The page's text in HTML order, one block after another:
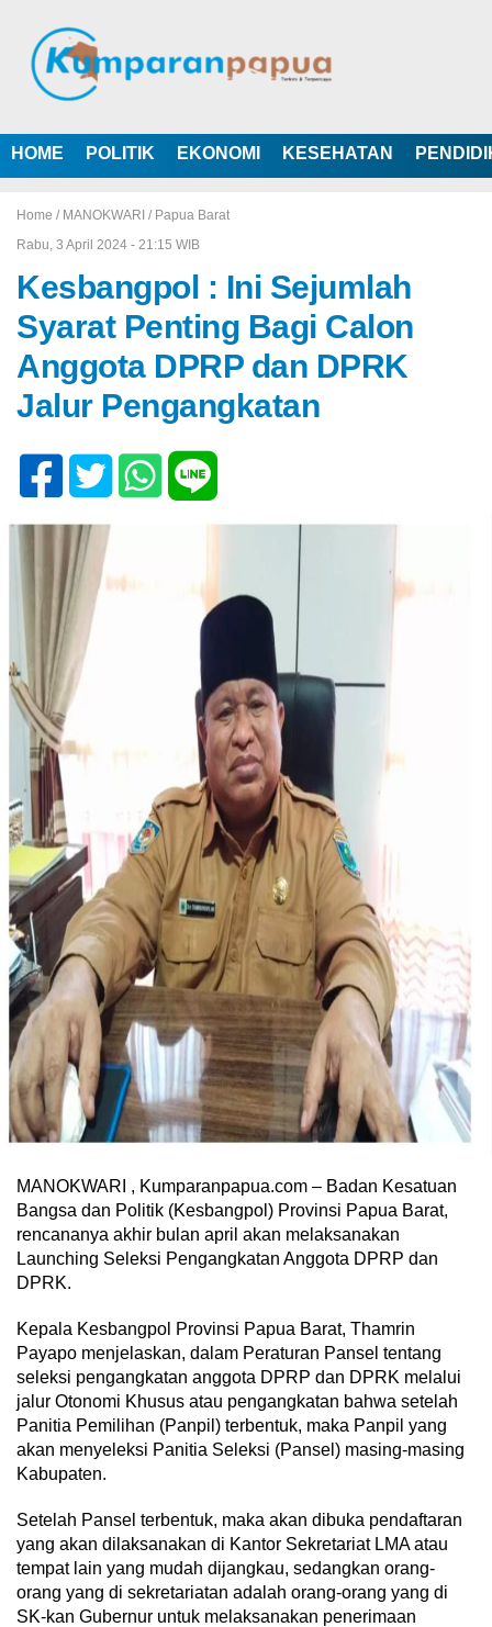
HOME POLITIK EKONOMI KESEHATAN
Home / MANOKWARI / Papua Barat
Rabu, 3 April 2024 - 21:15 WIB
Kesbangpol : Ini Sejumlah
Syarat Penting Bagi Calon
Anggota DPRP dan DPRK
Jalur Pengangkatan
MANOKWARI , Kumparanpapua.com – Badan Kesatuan
Bangsa dan Politik (Kesbangpol) Provinsi Papua Barat,
rencananya akhir bulan april akan melaksanakan
Launching Seleksi Pengangkatan Anggota DPRP dan
DPRK.
Kepala Kesbangpol Provinsi Papua Barat, Thamrin
Payapo menjelaskan, dalam Peraturan Pansel tentang
seleksi pengangkatan anggota DPRP dan DPRK melalui
jalur Otonomi Khusus atau pengangkatan bahwa setelah
Panitia Pemilihan (Panpil) terbentuk, maka Panpil yang
akan menyeleksi Panitia Seleksi (Pansel) masing-masing
Kabupaten.
Setelah Pansel terbentuk, maka akan dibuka pendaftaran
yang akan dilaksanakan di Kantor Sekretariat LMA atau
tempat lain yang mudah dijangkau, sedangkan orang-
orang yang di sekretariatan adalah orang-orang yang di
SK-kan Gubernur untuk melaksanakan penerimaan